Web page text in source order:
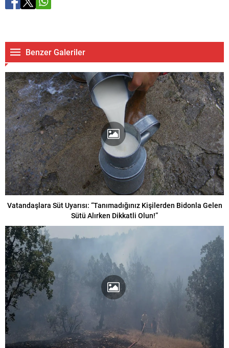
Benzer Galeriler
Vatandaşlara Süt Uyarısı: “Tanımadığınız Kişilerden Bidonla Gelen
Sütü Alırken Dikkatli Olun!”